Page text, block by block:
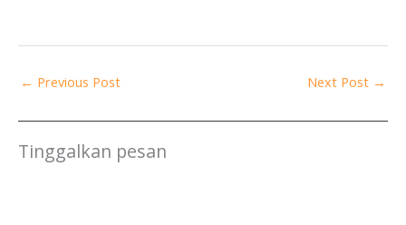
← Previous Post Next Post →
Tinggalkan pesan